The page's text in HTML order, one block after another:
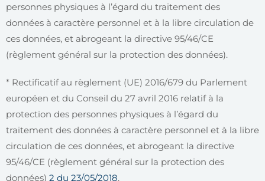
personnes physiques à l’égard du traitement des
données à caractère personnel et à la libre circulation de
ces données, et abrogeant la directive 95/46/CE
(règlement général sur la protection des données).
* Rectificatif au règlement (UE) 2016/679 du Parlement
européen et du Conseil du 27 avril 2016 relatif à la
protection des personnes physiques à l’égard du
traitement des données à caractère personnel et à la libre
circulation de ces données, et abrogeant la directive
95/46/CE (règlement général sur la protection des
données) 2 du 23/05/2018.